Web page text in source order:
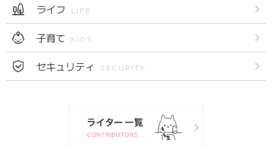
ライフ LIFE
子育て KIDS
セキュリティ SECURITY